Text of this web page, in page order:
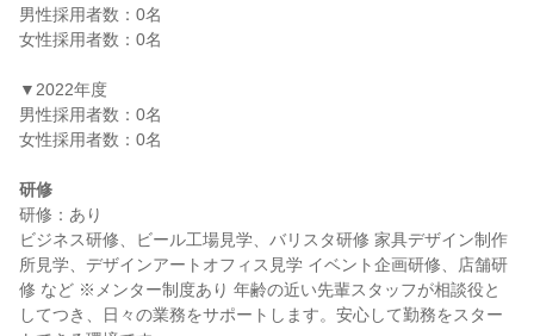
男性採用者数：0名
女性採用者数：0名
▼2022年度
男性採用者数：0名
女性採用者数：0名
研修
研修：あり
ビジネス研修、ビール工場見学、バリスタ研修 家具デザイン制作
所見学、デザインアートオフィス見学 イベント企画研修、店舗研
修 など ※メンター制度あり 年齢の近い先輩スタッフが相談役と
してつき、日々の業務をサポートします。安心して勤務をスター